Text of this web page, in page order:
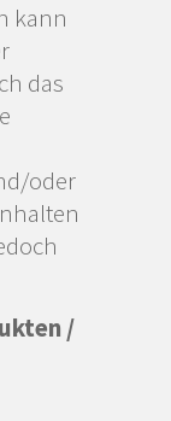
kann
das
oder
/